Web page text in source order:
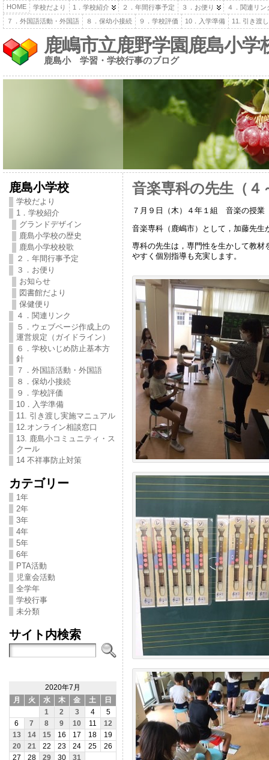
HOME 学校だより 1．学校紹介 ２．年間行事予定 ３．お便り
４．関連リン
７．外国語活動・外国語
８．保幼小接続 ９．学校評価 10．入学準備 11. 引き渡
鹿嶋市立鹿野学園鹿島小学
鹿島小 学習・学校行事のブログ
鹿島小学校
学校だより
1．学校紹介
グランドデザイン
鹿島小学校の歴史
鹿島小学校校歌
２．年間行事予定
３．お便り
お知らせ
図書館だより
保健便り
４．関連リンク
５．ウェブページ作成上の
運営規定（ガイドライン）
６．学校いじめ防止基本方
針
７．外国語活動・外国語
８．保幼小接続
９．学校評価
10．入学準備
11. 引き渡し実施マニュアル
12.オンライン相談窓口
13. 鹿島小コミュニティ・ス
クール
14 不祥事防止対策
カテゴリー
1年
2年
3年
4年
5年
6年
PTA活動
児童会活動
全学年
学校行事
未分類
サイト内検索
2020年7月
月
火 水 木 金 土 日
1 2 3 4
5
6
7 8 9 10 11
12
13
14 15 16 17 18
19
20
21 22 23 24 25
26
27
28 29 30 31
音楽専科の先生（４
７月９日（木）４年１組 音楽の授業
音楽専科（鹿嶋市）として，加藤先
専科の先生は，専門性を生かして教
やすく個別指導も充実します。